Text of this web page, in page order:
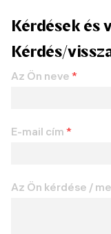
Kérdések és
Kérdés/
Az Ön neve *
E-mail cím *
Az Ön kérdése /